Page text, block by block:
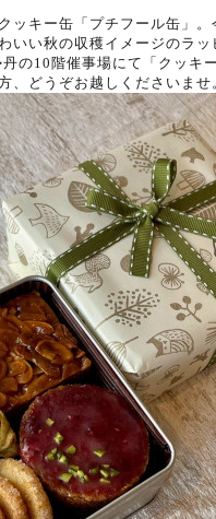
ッキー缶「プチフール缶」。
いい秋の収穫イメージのラ
の10階催事場にて「クッキ
、どうぞお越しくださいませ